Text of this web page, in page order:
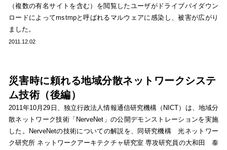
（複数の有名サイトを含む）を閲覧したユーザがドライブバイダウン
ロードによってmstmpと呼ばれるマルウェアに感染し、被害が広がり
ました。
2011.12.02
災害時に頼れる地域分散ネットワークシステ
ム技術（後編）
2011年10月29日、独立行政法人情報通信研究機構（NICT）は、地域分
散ネットワーク技術「NerveNet」の公開デモンストレーションを実施
した。NerveNetの技術についての解説を、同研究機構 光ネットワー
ク研究所 ネットワークアーキテクチャ研究室 専攻研究員の大和田 泰